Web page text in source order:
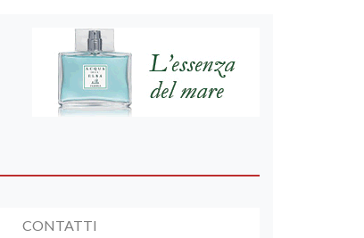
CONTATTI